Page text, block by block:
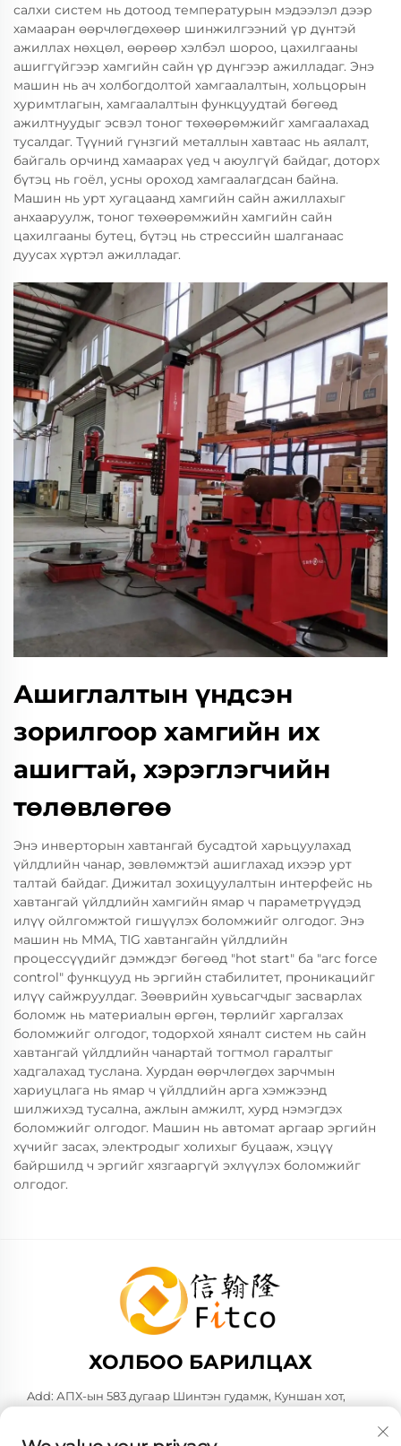
салхи систем нь дотоод температурын мэдээлэл дээр
хамааран өөрчлөгдөхөөр шинжилгээний үр дүнтэй
ажиллах нөхцөл, өөрөөр хэлбэл шороо, цахилгааны
ашиггүйгээр хамгийн сайн үр дүнгээр ажилладаг. Энэ
машин нь ач холбогдолтой хамгаалалтын, хольцорын
хуримтлагын, хамгаалалтын функцуудтай бөгөөд
ажилтнуудыг эсвэл тоног төхөөрөмжийг хамгаалахад
тусалдаг. Түүний гүнзгий металлын хавтаас нь аялалт,
байгаль орчинд хамаарах үед ч аюулгүй байдаг, доторх
бүтэц нь гоёл, усны ороход хамгаалагдсан байна.
Машин нь урт хугацаанд хамгийн сайн ажиллахыг
анхааруулж, тоног төхөөрөмжийн хамгийн сайн
цахилгааны бутец, бүтэц нь стрессийн шалганаас
дуусах хүртэл ажилладаг.
Ашиглалтын үндсэн
зорилгоор хамгийн их
ашигтай, хэрэглэгчийн
төлөвлөгөө
Энэ инверторын хавтангай бусадтой харьцуулахад
үйлдлийн чанар, зөвлөмжтэй ашиглахад ихээр урт
талтай байдаг. Дижитал зохицуулалтын интерфейс нь
хавтангай үйлдлийн хамгийн ямар ч параметрүүдэд
илүү ойлгомжтой гишүүлэх боломжийг олгодог. Энэ
машин нь MMA, TIG хавтангайн үйлдлийн
процессүүдийг дэмждэг бөгөөд "hot start" ба "arc force
control" функцууд нь эргийн стабилитет, проникацийг
илүү сайжруулдаг. Зөөврийн хувьсагчдыг засварлах
боломж нь материалын өргөн, төрлийг харгалзах
боломжийг олгодог, тодорхой хяналт систем нь сайн
хавтангай үйлдлийн чанартай тогтмол гаралтыг
хадгалахад туслана. Хурдан өөрчлөгдөх зарчмын
хариуцлага нь ямар ч үйлдлийн арга хэмжээнд
шилжихэд тусална, ажлын амжилт, хурд нэмэгдэх
боломжийг олгодог. Машин нь автомат аргаар эргийн
хүчийг засах, электродыг холихыг буцааж, хэцүү
байршилд ч эргийг хязгааргүй эхлүүлэх боломжийг
олгодог.
ХОЛБОО БАРИЛЦАХ
Add: АПХ-ын 583 дугаар Шинтэн гудамж, Куншан хот,
Утас:+86-137 6186 0079